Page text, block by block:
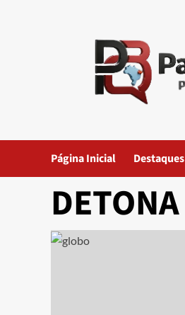
Página Inicial Destaques
DETONA